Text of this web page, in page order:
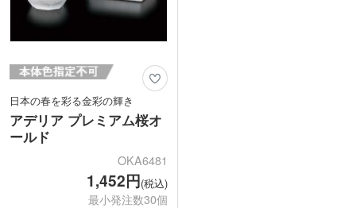
技術・手法でグラスウェアに移したシリ
ーズ。伝統的でありながら、ガラスとい
す。
愛知県にある石塚硝子自社工場で徹底し
た品質管理のもと大切に作られた安心の
日本製です。
日本の春を彩る金彩の輝き
アデリア プレミアム桜オ
ールド
OKA6481
1,452円(税込)
最小発注数30個